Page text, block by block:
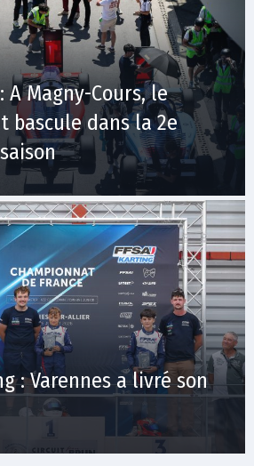
A Magny-Cours, le
bascule dans la 2e
: Varennes a livré son